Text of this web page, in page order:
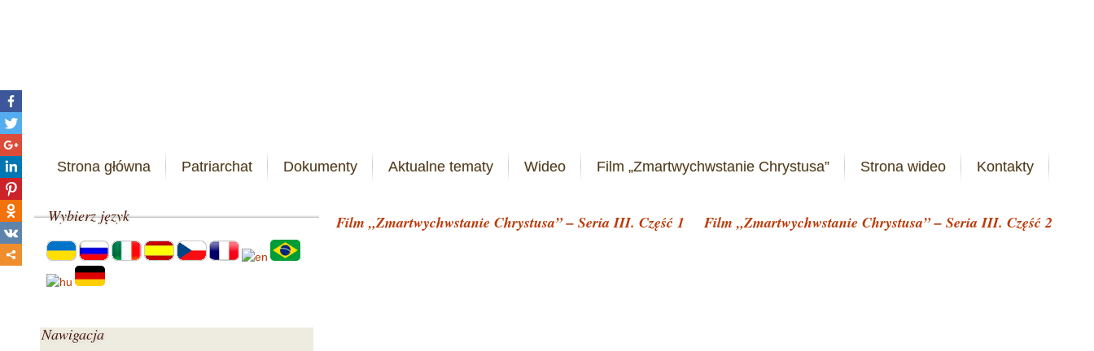
Strona główna Patriarchat Dokumenty Aktualne tematy Wideo Film „Zmartwychwstanie Chrystusa” Strona wideo Kontakty
Film „Zmartwychwstanie Chrystusa” – Seria III. Część 1 Film „Zmartwychwstanie Chrystusa” – Seria III. Część 2
Wybierzjęzyk
Nawigacja